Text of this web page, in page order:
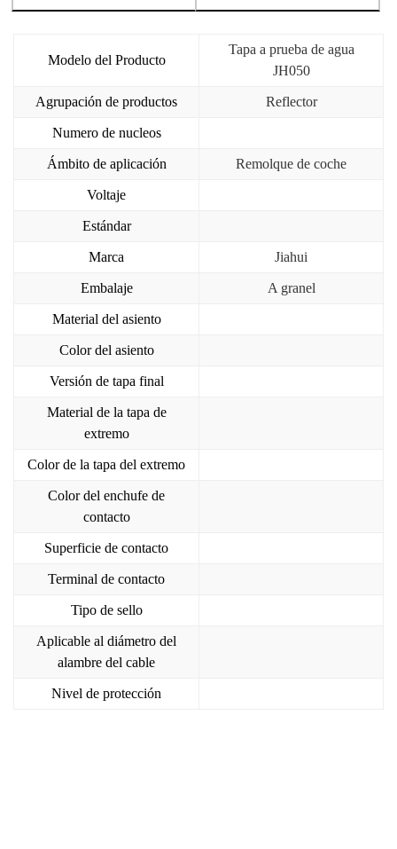
Modelo del Producto
Tapa a prueba de agua
JH050
Agrupación de productos Reflector
Numero de nucleos
Ámbito de aplicación Remolque de coche
Voltaje
Estándar
Marca Jiahui
Embalaje A granel
Material del asiento
Color del asiento
Versión de tapa final
Material de la tapa de
extremo
Color de la tapa del extremo
Color del enchufe de
contacto
Superficie de contacto
Terminal de contacto
Tipo de sello
Aplicable al diámetro del
alambre del cable
Nivel de protección